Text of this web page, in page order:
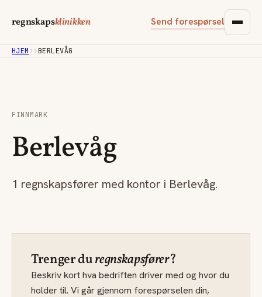
regnskapsklinikken Send forespørsel
HJEM › ›BERLEVÅG
FINNMARK
Berlevåg
1 regnskapsfører med kontor i Berlevåg.
Trenger duregnskapsfører?
Beskriv kort hva bedriften driver med og hvor du
holder til. Vi går gjennom forespørselen din,